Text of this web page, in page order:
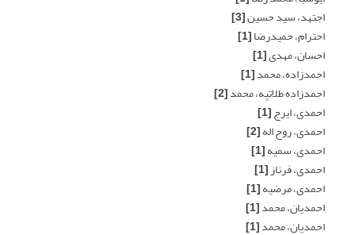
اجتهد، سید حسین[3]
احترام، حمیدرضا[1]
احسان، مهدی[1]
احمدزاده، محمد[1]
احمدزاده طلاتپه، محمد[2]
احمدی، ایرج[1]
احمدی، روح اله[2]
احمدی، سمیه[1]
احمدی، فرناز[1]
احمدی، مرضیه[1]
احمدیان، محمد[1]
احمدیان، محمد[1]